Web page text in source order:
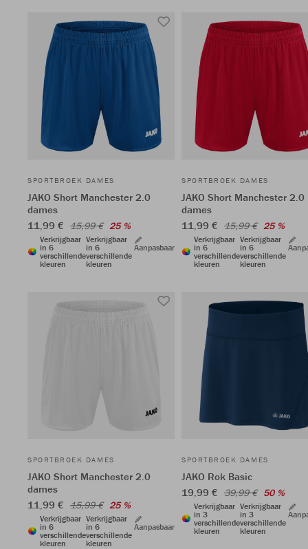
SPORTBROEK DAMES
JAKO Short Manchester 2.0
dames
11,99 € 15,99 € 25 %
Verkrijgbaar
in 6
verschillende
kleuren
Verkrijgbaar
in 6
verschillende
kleuren
Aanpasbaar
SPORTBROEK DAMES
JAKO Short Manchester 2.0
dames
11,99 € 15,99 € 25 %
Verkrijgbaar
in 6
verschillende
kleuren
Verkrijgbaar
in 6
verschillende
kleuren
SPORTBROEK DAMES
JAKO Short Manchester 2.0
dames
11,99 € 15,99 € 25 %
Verkrijgbaar
in 6
verschillende
kleuren
Verkrijgbaar
in 6
verschillende
kleuren
Aanpasbaar
SPORTBROEK DAMES
JAKO Rok Basic
19,99 € 39,99 € 50 %
Verkrijgbaar
in 3
verschillende
kleuren
Verkrijgbaar
in 3
verschillende
kleuren